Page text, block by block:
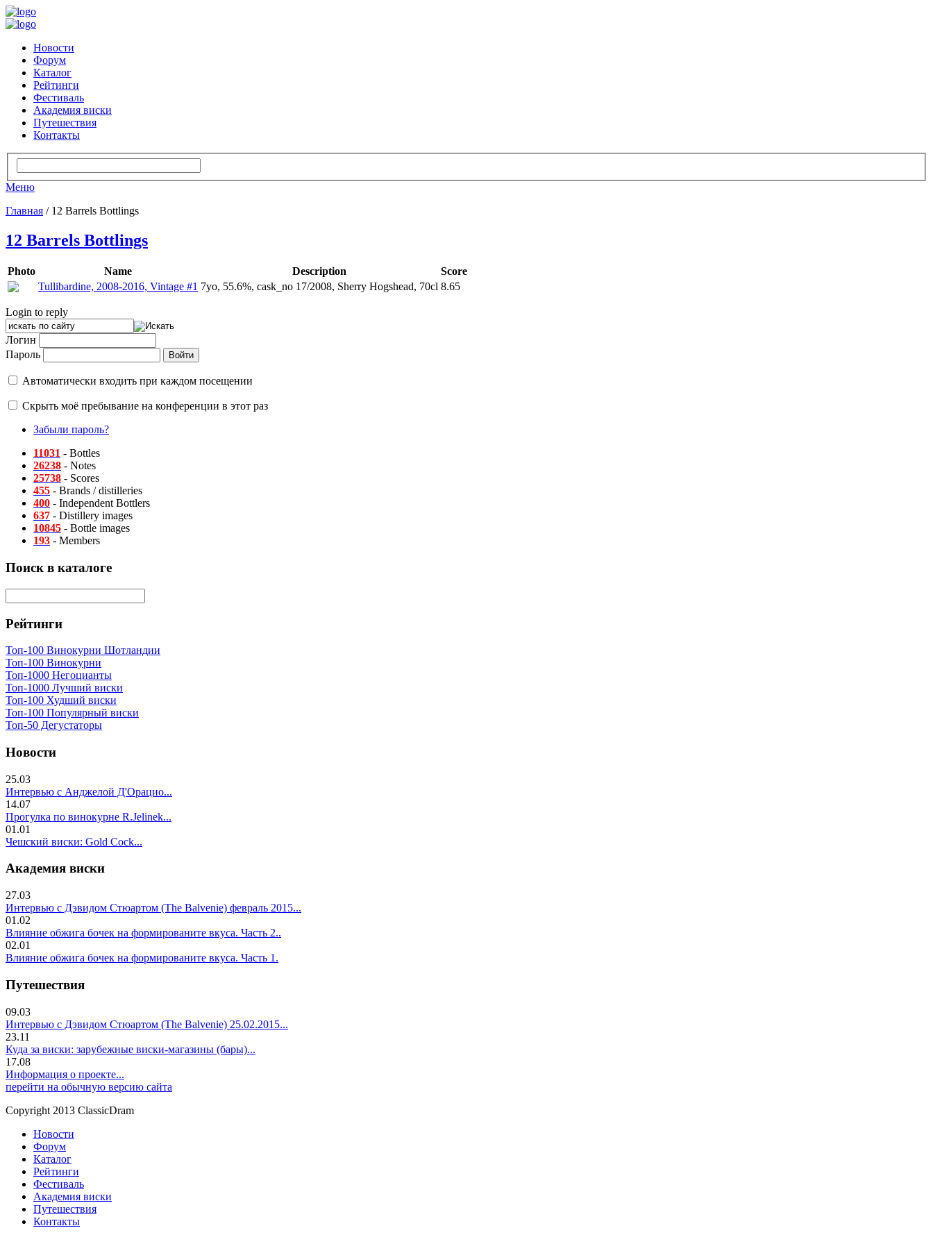
Новости
Форум
Каталог
Рейтинги
Фестиваль
Академия виски
Путешествия
Контакты
Меню
Главная / 12 Barrels Bottlings
12 Barrels Bottlings
Photo Name Description
Score
Tullibardine, 2008-2016, Vintage #1 7yo, 55.6%, cask_no 17/2008, Sherry Hogshead, 70cl 8.65
Login to reply
Логин
Пароль
Автоматически входить при каждом посещении
Скрыть моё пребывание на конференции в этот раз
Забыли пароль?
11031 - Bottles
26238 - Notes
25738 - Scores
455 - Brands / distilleries
400 - Independent Bottlers
637 - Distillery images
10845 - Bottle images
193 - Members
Поиск в каталоге
Рейтинги
Топ-100 Винокурни Шотландии
Топ-100 Винокурни
Топ-1000 Негоцианты
Топ-1000 Лучший виски
Топ-100 Худший виски
Топ-100 Популярный виски
Топ-50 Дегустаторы
Новости
25.03
Интервью с Анджелой Д'Орацио...
14.07
Прогулка по винокурне R.Jelinek...
01.01
Чешский виски: Gold Cock...
Академия виски
27.03
Интервью с Дэвидом Стюартом (The Balvenie) февраль 2015...
01.02
Влияние обжига бочек на формированите вкуса. Часть 2..
02.01
Влияние обжига бочек на формированите вкуса. Часть 1.
Путешествия
09.03
Интервью с Дэвидом Стюартом (The Balvenie) 25.02.2015...
23.11
Куда за виски: зарубежные виски-магазины (бары)...
17.08
Информация о проекте...
перейти на обычную версию сайта
Copyright 2013 ClassicDram
Новости
Форум
Каталог
Рейтинги
Фестиваль
Академия виски
Путешествия
Контакты